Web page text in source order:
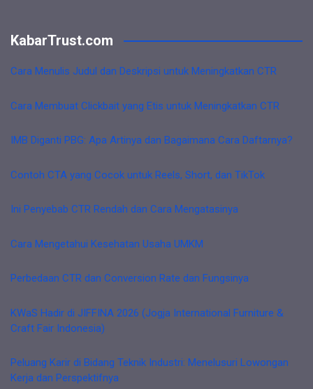
KabarTrust.com
Cara Menulis Judul dan Deskripsi untuk Meningkatkan CTR
Cara Membuat Clickbait yang Etis untuk Meningkatkan CTR
IMB Diganti PBG: Apa Artinya dan Bagaimana Cara Daftarnya?
Contoh CTA yang Cocok untuk Reels, Short, dan TikTok
Ini Penyebab CTR Rendah dan Cara Mengatasinya
Cara Mengetahui Kesehatan Usaha UMKM
Perbedaan CTR dan Conversion Rate dan Fungsinya
KWaS Hadir di JIFFINA 2026 (Jogja International Furniture &
Craft Fair Indonesia)
Peluang Karir di Bidang Teknik Industri: Menelusuri Lowongan
Kerja dan Perspektifnya